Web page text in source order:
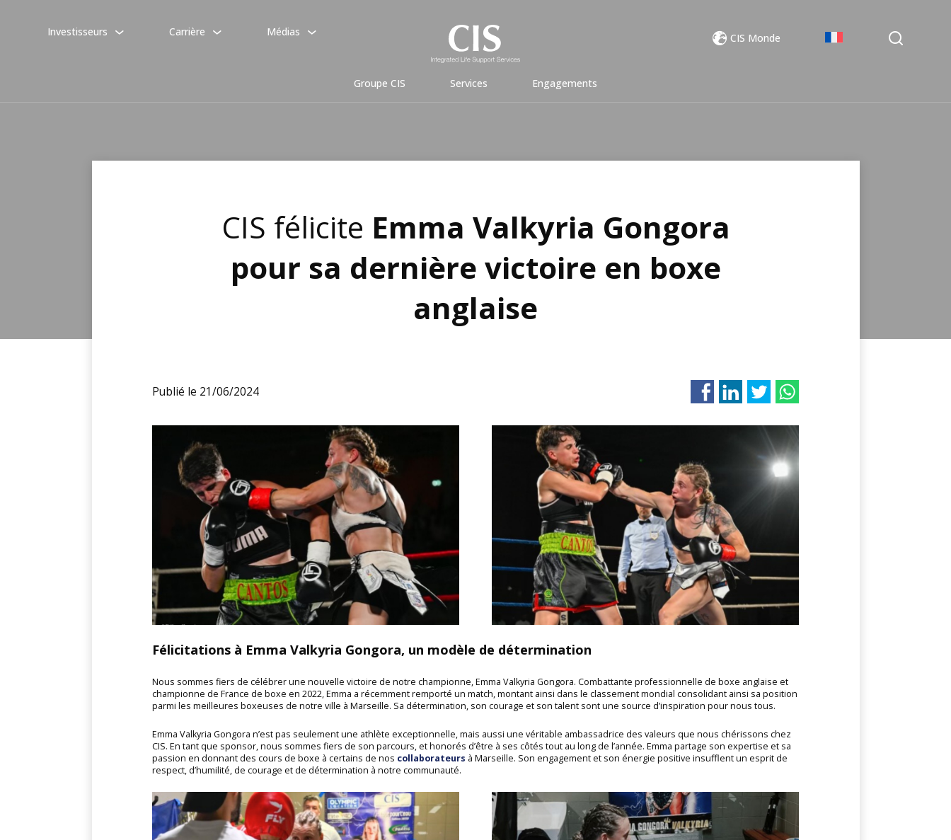
Investisseurs Carrière Médias
Groupe CIS Services Engagements
CIS Monde
CIS félicite Emma Valkyria Gongora
pour sa dernière victoire en boxe
anglaise
Publié le 21/06/2024
Félicitations à Emma Valkyria Gongora, un modèle de détermination
Nous sommes fiers de célébrer une nouvelle victoire de notre championne, Emma Valkyria Gongora. Combattante professionnelle de boxe anglaise et
championne de France de boxe en 2022, Emma a récemment remporté un match, montant ainsi dans le classement mondial consolidant ainsi sa position
parmi les meilleures boxeuses de notre ville à Marseille. Sa détermination, son courage et son talent sont une source d’inspiration pour nous tous.
Emma Valkyria Gongora n’est pas seulement une athlète exceptionnelle, mais aussi une véritable ambassadrice des valeurs que nous chérissons chez
CIS. En tant que sponsor, nous sommes fiers de son parcours, et honorés d’être à ses côtés tout au long de l’année. Emma partage son expertise et sa
passion en donnant des cours de boxe à certains de nos collaborateurs à Marseille. Son engagement et son énergie positive insufflent un esprit de
respect, d’humilité, de courage et de détermination à notre communauté.